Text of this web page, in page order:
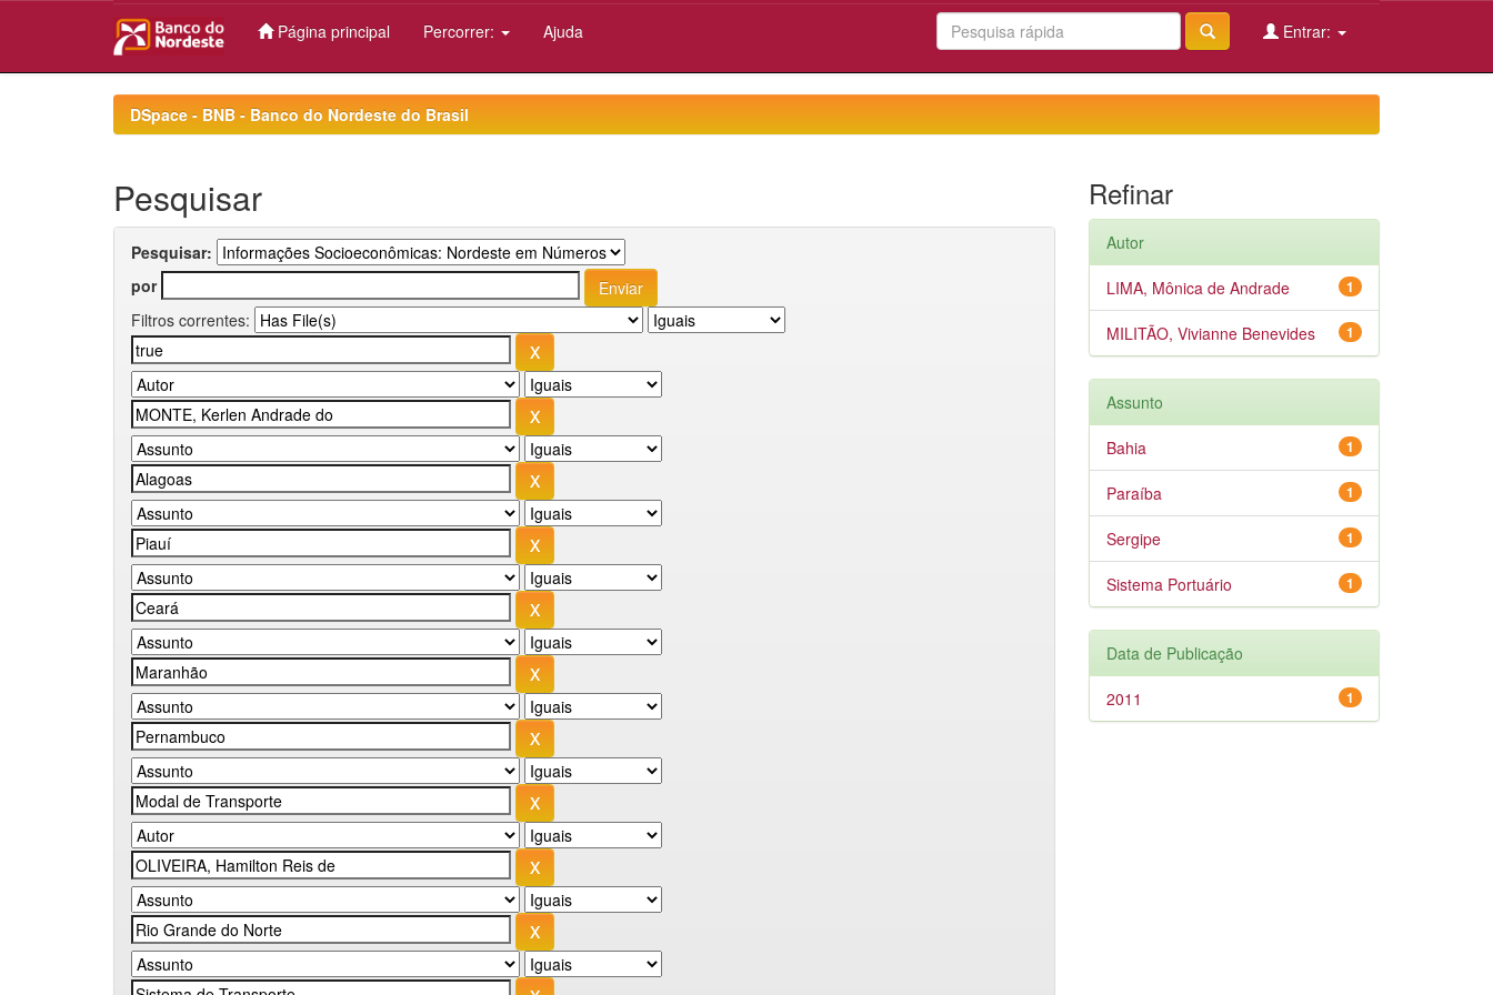
Página principal Percorrer: Ajuda Entrar:
DSpace - BNB - Banco do Nordeste do Brasil
Pesquisar
Pesquisar:
por
Filtros correntes:
Refinar
Autor
1
LIMA, Mônica de Andrade
1
MILITÃO, Vivianne Benevides
Assunto
1
Bahia
1
Paraíba
1
Sergipe
1
Sistema Portuário
Data de Publicação
1
2011